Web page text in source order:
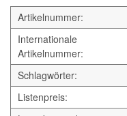
Artikelnummer:
Internationale
Artikelnummer:
Schlagwörter:
Listenpreis: